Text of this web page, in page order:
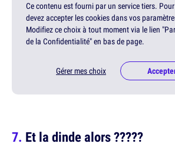
Ce contenu est fourni par un service tiers.
devez accepter les cookies dans vos
Modifiez ce choix à tout moment via le lien
de la Confidentialité" en bas de page.
Gérer mes choix
Et la dinde alors ?????